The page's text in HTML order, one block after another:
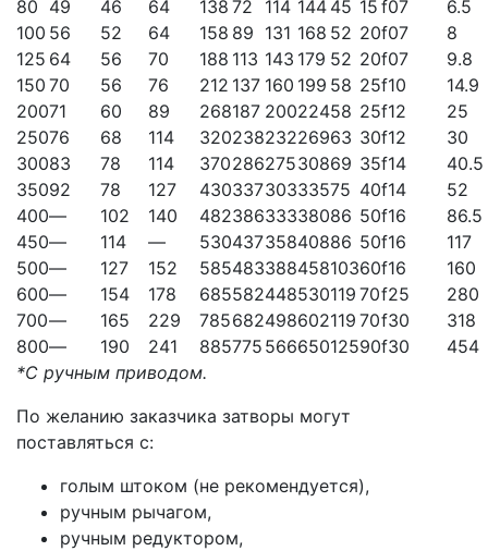
80 49 46 64 138 72 114 144 45 15 f07
6.5
100 56 52 64 158 89 131 168 52 20f07
8
125 64 56 70 188 113 143 179 52 20f07
9.8
150 70 56 76 212 137 160 199 58 25f10
14.9
20071 60 89 268187 20022458 25f12
25
25076 68 114 32023823226963 30f12
30
30083 78 114 37028627530869 35f14
40.5
35092 78 127 43033730333575 40f14
52
400— 102 140 48238633338086 50f16
86.5
450— 114 — 53043735840886 50f16
117
500— 127 152 58548338845810360f16
160
600— 154 178 685582448530119 70f25
280
700— 165 229 785682498602119 70f30
318
800— 190 241 885775 56665012590f30
454
*С ручным приводом.
По желанию заказчика затворы могут
поставляться с:
голым штоком (не рекомендуется),
ручным рычагом,
ручным редуктором,